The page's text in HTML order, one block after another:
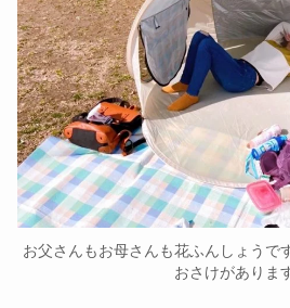
お父さんもお母さんも花ふんしょうで
おさけがありま